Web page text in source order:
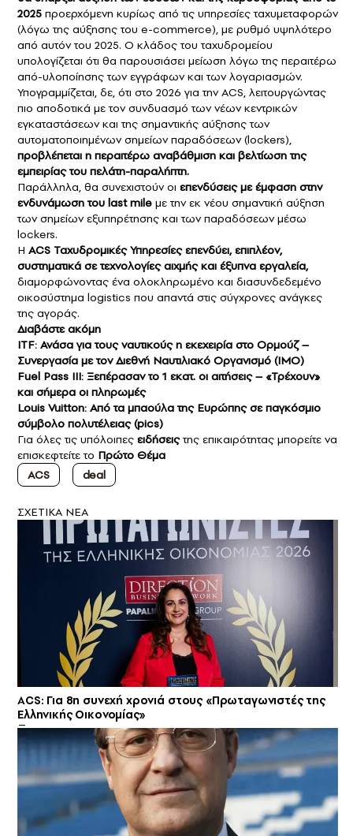
2025 προερχόμενη κυρίως από τις υπηρεσίες ταχυμεταφορών
(λόγω της αύξησης του e-commerce), με ρυθμό υψηλότερο
από αυτόν του 2025. Ο κλάδος του ταχυδρομείου
υπολογίζεται ότι θα παρουσιάσει μείωση λόγω της περαιτέρω
από-υλοποίησης των εγγράφων και των λογαριασμών.
Υπογραμμίζεται, δε, ότι στο 2026 για την ACS, λειτουργώντας
πιο αποδοτικά με τον συνδυασμό των νέων κεντρικών
εγκαταστάσεων και της σημαντικής αύξησης των
αυτοματοποιημένων σημείων παραδόσεων (lockers),
προβλέπεται η περαιτέρω αναβάθμιση και βελτίωση της
εμπειρίας του πελάτη-παραλήπτη.
Παράλληλα, θα συνεχιστούν οι επενδύσεις με έμφαση στην
ενδυνάμωση του last mile με την εκ νέου σημαντική αύξηση
των σημείων εξυπηρέτησης και των παραδόσεων μέσω
lockers.
Η ACS Ταχυδρομικές Υπηρεσίες επενδύει, επιπλέον,
συστηματικά σε τεχνολογίες αιχμής και έξυπνα εργαλεία,
διαμορφώνοντας ένα ολοκληρωμένο και διασυνδεδεμένο
οικοσύστημα logistics που απαντά στις σύγχρονες ανάγκες
της αγοράς.
Διαβάστε ακόμη
ITF: Ανάσα για τους ναυτικούς η εκεχειρία στο Ορμούζ –
Συνεργασία με τον Διεθνή Ναυτιλιακό Οργανισμό (IMO)
Fuel Pass III: Ξεπέρασαν το 1 εκατ. οι αιτήσεις – «Τρέχουν»
και σήμερα οι πληρωμές
Louis Vuitton: Από τα μπαούλα της Ευρώπης σε παγκόσμιο
σύμβολο πολυτέλειας (pics)
Για όλες τις υπόλοιπες ειδήσειςτης επικαιρότητας μπορείτε να
επισκεφτείτε το Πρώτο Θέμα
ACS
deal
ΣXETIKA NEA
ACS: Για 8η συνεχή χρονιά στους «Πρωταγωνιστές της
Ελληνικής Οικονομίας»